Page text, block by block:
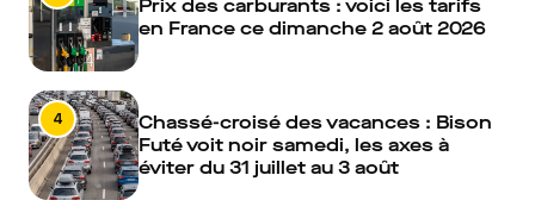
Prix des carburants : voici les tarifs
en France ce dimanche 2 août 2026
4
Chassé-croisé des vacances : Bison
Futé voit noir samedi, les axes à
éviter du 31 juillet au 3 août